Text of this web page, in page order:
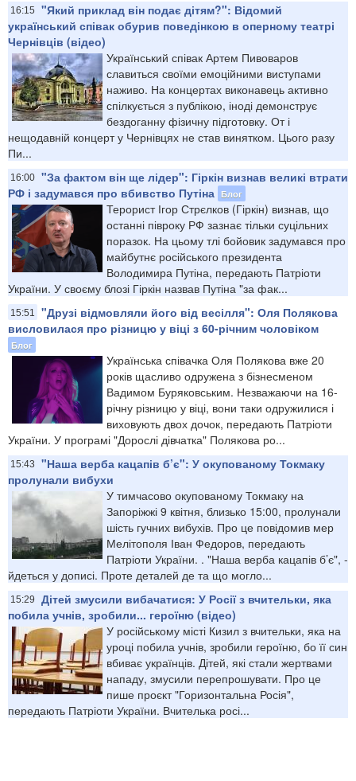
16:15
"Який приклад він подає дітям?": Відомий
український співак обурив поведінкою в оперному театрі
Чернівців (відео)
Український співак Артем Пивоваров
славиться своїми емоційними виступами
наживо. На концертах виконавець активно
спілкується з публікою, іноді демонструє
бездоганну фізичну підготовку. От і
нещодавній концерт у Чернівцях не став винятком. Цього разу
Пи...
16:00 "За фактом він ще лідер": Гіркін визнав великі втрати
РФ і задумався про вбивство Путіна Блог
Терорист Ігор Стрєлков (Гіркін) визнав, що
останні півроку РФ зазнає тільки суцільних
поразок. На цьому тлі бойовик задумався про
майбутнє російського президента
Володимира Путіна, передають Патріоти
України. У своєму блозі Гіркін назвав Путіна "за фак...
15:51
"Друзі відмовляли його від весілля": Оля Полякова
висловилася про різницю у віці з 60-річним чоловіком
Блог
Українська співачка Оля Полякова вже 20
років щасливо одружена з бізнесменом
Вадимом Буряковським. Незважаючи на 16-
річну різницю у віці, вони таки одружилися і
виховують двох дочок, передають Патріоти
України. У програмі "Дорослі дівчатка" Полякова ро...
15:43
"Наша верба кацапів б’є": У окупованому Токмаку
пролунали вибухи
У тимчасово окупованому Токмаку на
Запоріжжі 9 квітня, близько 15:00, пролунали
шість гучних вибухів. Про це повідомив мер
Мелітополя Іван Федоров, передають
Патріоти України. . "Наша верба кацапів б’є", -
йдеться у дописі. Проте деталей де та що могло...
15:29
Дітей змусили вибачатися: У Росії з вчительки, яка
побила учнів, зробили... героїню (відео)
У російському місті Кизил з вчительки, яка на
уроці побила учнів, зробили героїню, бо її син
вбиває українців. Дітей, які стали жертвами
нападу, змусили перепрошувати. Про це
пише проєкт "Горизонтальна Росія",
передають Патріоти України. Вчителька росі...